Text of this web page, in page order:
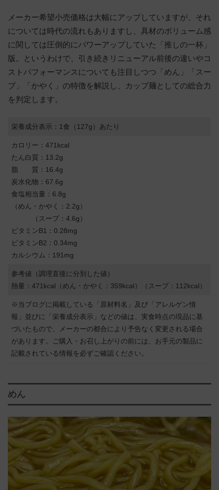
メーカー希望小売価格は大幅にアップしていますが、それ
については時代の流れもありますし、具材のボリューム感
に関しては圧倒的にパワーアップしていた「推しの一杯」
版。というわけで、引き続きリニューアル前後の違いやコ
ストパフォーマンスについても注目しつつ「めん」「スー
プ」「かやく」の特徴を解説し、カップ麺としての総合力
を判定します。
栄養成分表示：1食（127g）あたり
カロリー：471kcal
たん白質：13.2g
脂 質：16.4g
炭水化物：67.6g
食塩相当量：6.8g
（めん・かやく：2.2g）
（スープ：4.6g）
ビタミンB1：0.28mg
ビタミンB2：0.34mg
カルシウム：191mg
参考値（調理直後に分別した値）
熱量：471kcal（めん・かやく：359kcal）（スープ：112kcal）
※当ブログに掲載している「原材料名」及び「アレルゲン情
報」並びに「栄養成分表示」などの値は、実食時点の現品に基
づいたもので、メーカーの都合により予告なく変更される場合
があります。ご購入・お召し上がりの前には、お手元の製品に
記載されている情報を必ずご確認ください。
めん